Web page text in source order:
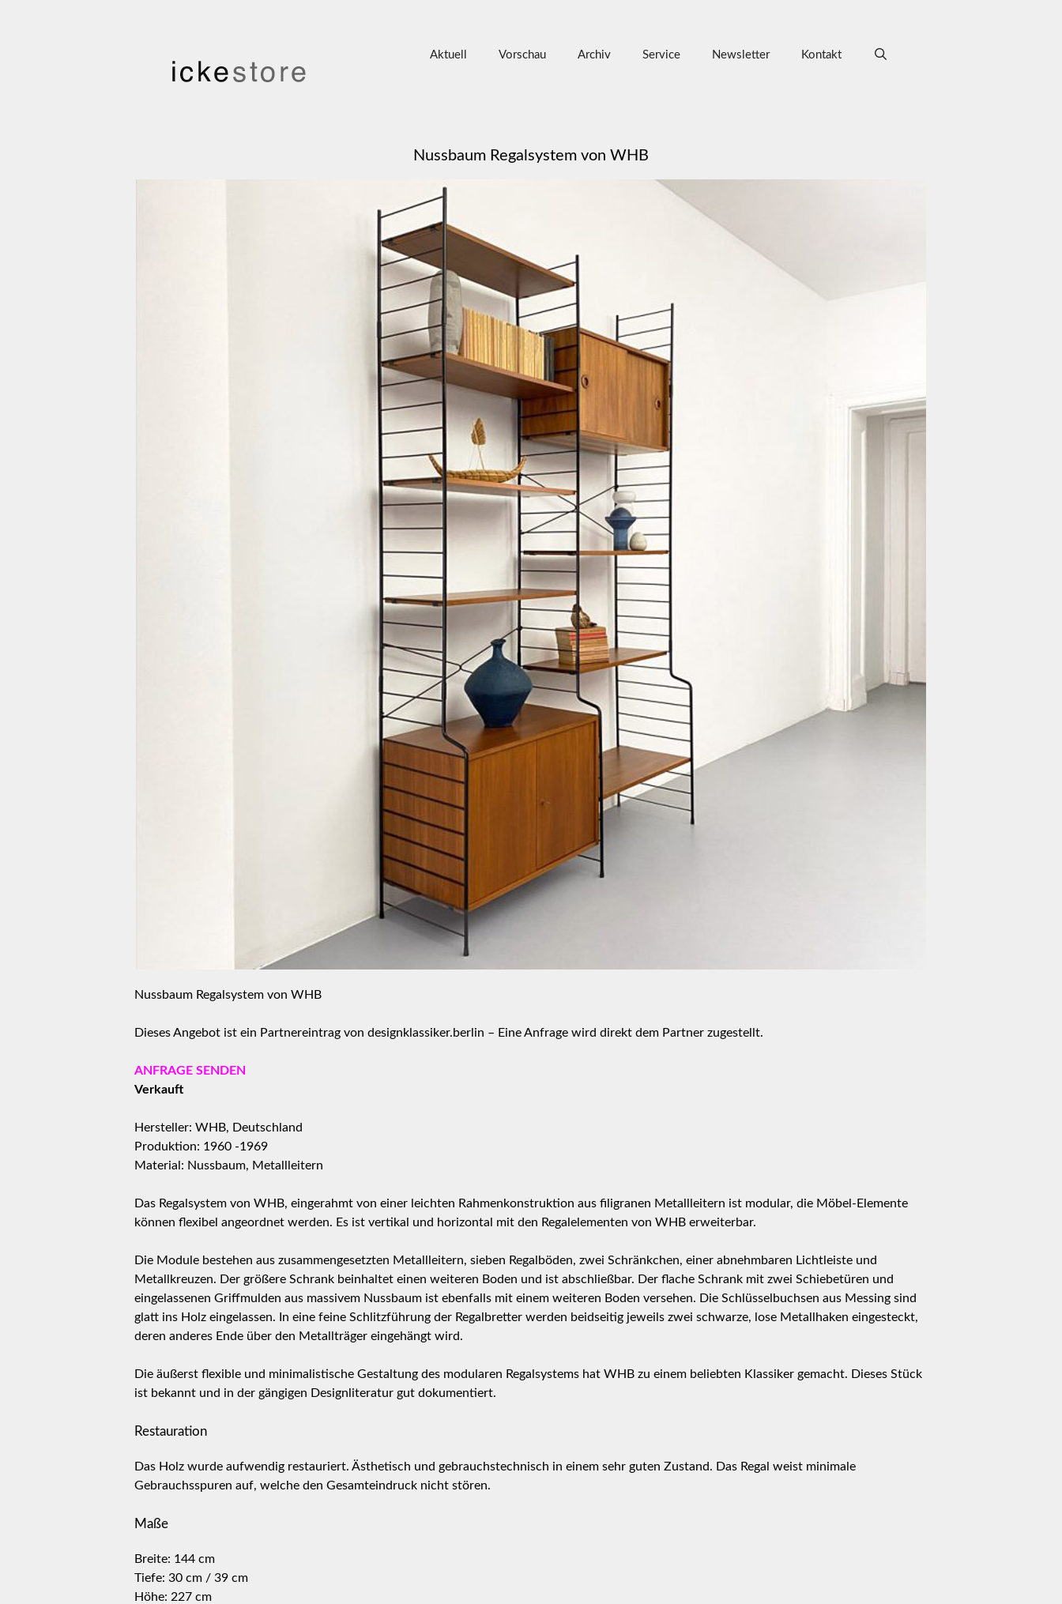
Aktuell Vorschau Archiv Service Newsletter Kontakt
Nussbaum Regalsystem von WHB
Nussbaum Regalsystem von WHB
Dieses Angebot ist ein Partnereintrag von designklassiker.berlin – Eine Anfrage wird direkt dem Partner zugestellt.
ANFRAGE SENDEN
Verkauft
Hersteller: WHB, Deutschland
Produktion: 1960 -1969
Material: Nussbaum, Metallleitern
Das Regalsystem von WHB, eingerahmt von einer leichten Rahmenkonstruktion aus filigranen Metallleitern ist modular, die Möbel-Elemente
können flexibel angeordnet werden. Es ist vertikal und horizontal mit den Regalelementen von WHB erweiterbar.
Die Module bestehen aus zusammengesetzten Metallleitern, sieben Regalböden, zwei Schränkchen, einer abnehmbaren Lichtleiste und
Metallkreuzen. Der größere Schrank beinhaltet einen weiteren Boden und ist abschließbar. Der flache Schrank mit zwei Schiebetüren und
eingelassenen Griffmulden aus massivem Nussbaum ist ebenfalls mit einem weiteren Boden versehen. Die Schlüsselbuchsen aus Messing sind
glatt ins Holz eingelassen. In eine feine Schlitzführung der Regalbretter werden beidseitig jeweils zwei schwarze, lose Metallhaken eingesteckt,
deren anderes Ende über den Metallträger eingehängt wird.
Die äußerst flexible und minimalistische Gestaltung des modularen Regalsystems hat WHB zu einem beliebten Klassiker gemacht. Dieses Stück
ist bekannt und in der gängigen Designliteratur gut dokumentiert.
Restauration
Das Holz wurde aufwendig restauriert. Ästhetisch und gebrauchstechnisch in einem sehr guten Zustand. Das Regal weist minimale
Gebrauchsspuren auf, welche den Gesamteindruck nicht stören.
Maße
Breite: 144 cm
Tiefe: 30 cm / 39 cm
Höhe: 227 cm